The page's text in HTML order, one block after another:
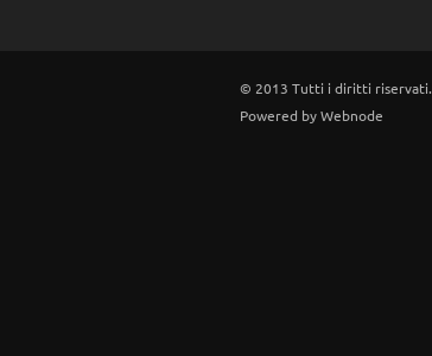
© 2013 Tutti i diritti riservati.
Powered byWebnode